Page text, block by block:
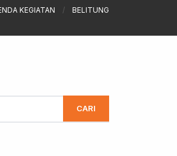
KEGIATAN / BELITUNG
CARI